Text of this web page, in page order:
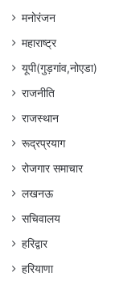
मनोरंजन
महाराष्ट्र
यूपी(गुड़गांव,नोएडा)
राजनीति
राजस्थान
रूद्रप्रयाग
रोजगार समाचार
लखनऊ
सचिवालय
हरिद्वार
हरियाणा